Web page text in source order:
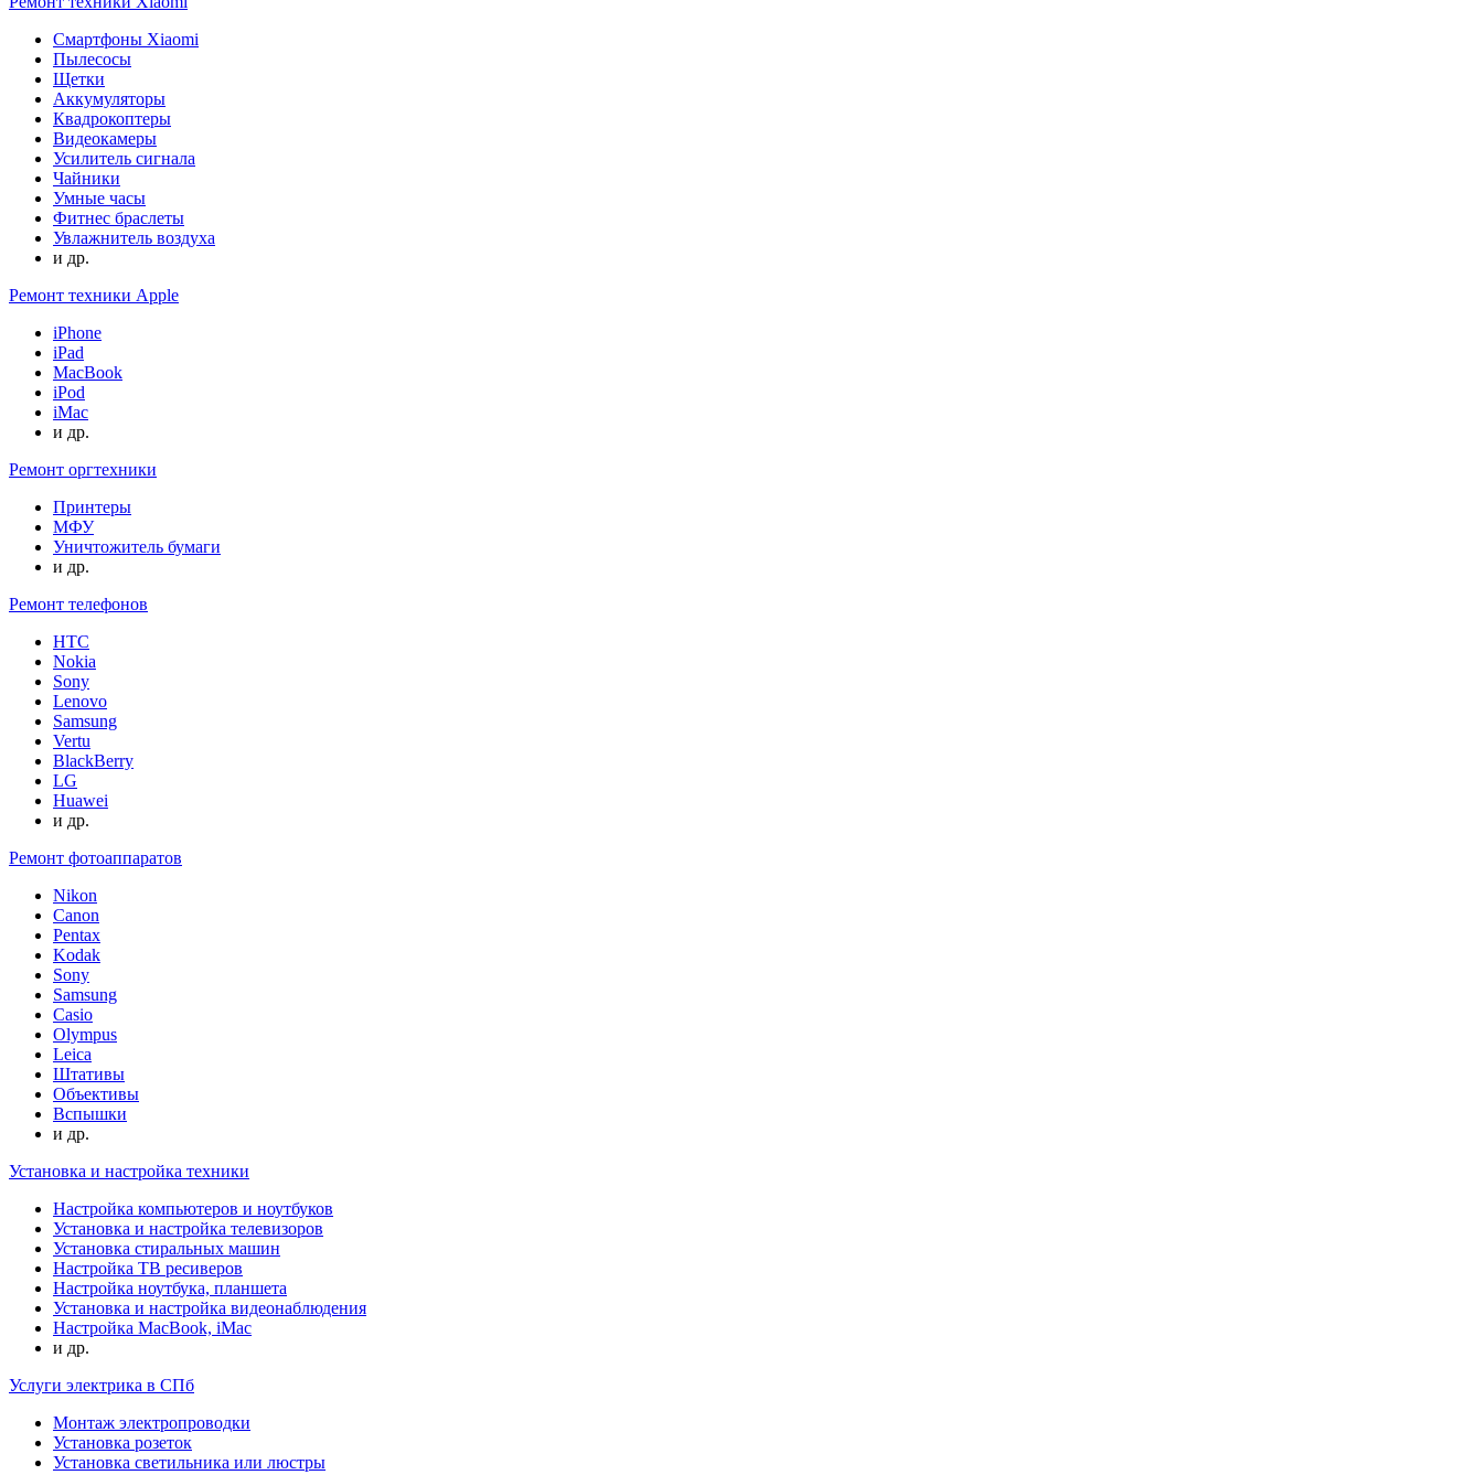
Смартфоны Xiaomi
Пылесосы
Щетки
Аккумуляторы
Квадрокоптеры
Видеокамеры
Усилитель сигнала
Чайники
Умные часы
Фитнес браслеты
Увлажнитель воздуха
и др.
Ремонт техники Apple
iPhone
iPad
MacBook
iPod
iMac
и др.
Ремонт оргтехники
Принтеры
МФУ
Уничтожитель бумаги
и др.
Ремонт телефонов
HTC
Nokia
Sony
Lenovo
Samsung
Vertu
BlackBerry
LG
Huawei
и др.
Ремонт фотоаппаратов
Nikon
Canon
Pentax
Kodak
Sony
Samsung
Casio
Olympus
Leica
Штативы
Объективы
Вспышки
и др.
Установка и настройка техники
Настройка компьютеров и ноутбуков
Установка и настройка телевизоров
Установка стиральных машин
Настройка ТВ ресиверов
Настройка ноутбука, планшета
Установка и настройка видеонаблюдения
Настройка MacBook, iMac
и др.
Услуги электрика в СПб
Монтаж электропроводки
Установка розеток
Установка светильника или люстры